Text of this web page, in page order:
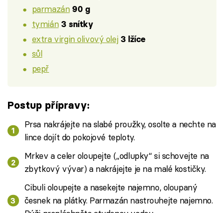
parmazán 90 g
tymián 3 snítky
extra virgin olivový olej 3 lžíce
sůl
pepř
Postup přípravy:
Prsa nakrájejte na slabé proužky, osolte a nechte na
lince dojít do pokojové teploty.
Mrkev a celer oloupejte („odlupky“ si schovejte na
zbytkový vývar) a nakrájejte je na malé kostičky.
Cibuli oloupejte a nasekejte najemno, oloupaný
česnek na plátky. Parmazán nastrouhejte najemno.